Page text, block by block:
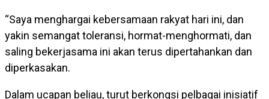
“Saya menghargai kebersamaan rakyat hari ini, dan
yakin semangat toleransi, hormat-menghormati, dan
saling bekerjasama ini akan terus dipertahankan dan
diperkasakan.
Dalam ucapan beliau, turut berkongsi pelbagai inisiatif